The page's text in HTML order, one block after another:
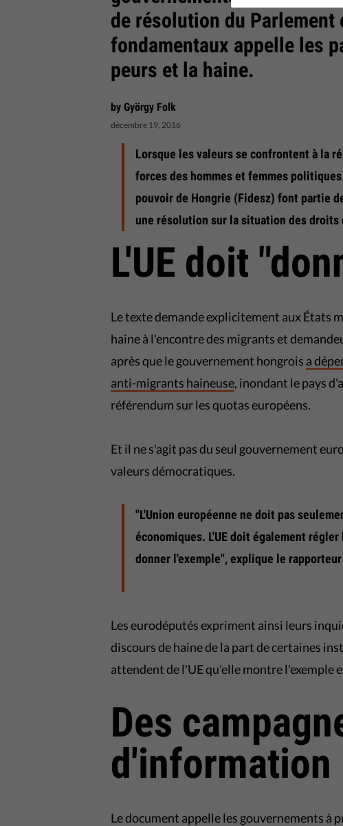
de résolution du
fondamentaux appelle les
peurs et la haine.
by György Folk
décembre 19, 2016
Lorsque les valeurs se confrontent à la
forces des hommes et femmes
pouvoir de Hongrie (Fidesz) font partie
une résolution sur la situation des droits
L'UE doit
Le texte demande explicitement aux États
haine à l'encontre des migrants et
après que le gouvernement hongrois a
anti-migrants haineuse, inondant le pays
référendum sur les quotas européens.
Et il ne s'agit pas du seul gouvernement
valeurs démocratiques.
"L'Union européenne ne doit pas
économiques. L'UE doit également
donner l'exemple", explique le
Les eurodéputés expriment ainsi leurs
discours de haine de la part de certaines
attendent de l'UE qu'elle montre l'exemple
Des
d'information
Le document appelle les gouvernements